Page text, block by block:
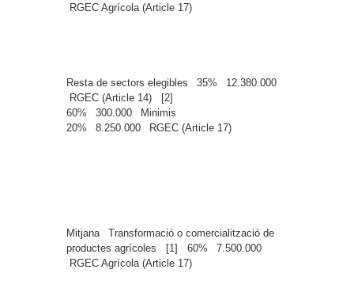
RGEC Agrícola (Article 17)
Resta de sectors elegibles 35%
12.380.000
RGEC (Article 14) [2]
60%
300.000
Minimis
20%
8.250.000 RGEC (Article 17)
Mitjana
Transformació o comercialització de
productes agrícoles [1]
60%
7.500.000
RGEC Agrícola (Article 17)